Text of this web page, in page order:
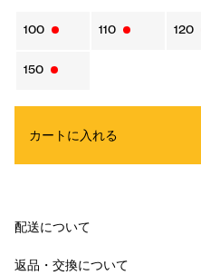
100 110 120
150
カートに入れる
配送について
返品・交換について